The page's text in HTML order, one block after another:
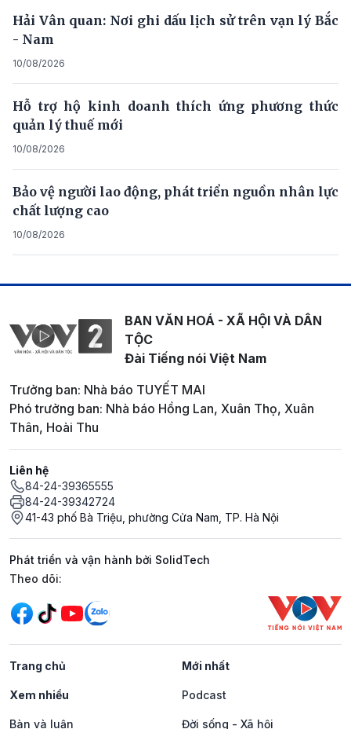
Hải Vân quan: Nơi ghi dấu lịch sử trên vạn lý Bắc
- Nam
10/08/2026
Hỗ trợ hộ kinh doanh thích ứng phương thức
quản lý thuế mới
10/08/2026
Bảo vệ người lao động, phát triển nguồn nhân lực
chất lượng cao
10/08/2026
BAN VĂN HOÁ - XÃ HỘI VÀ DÂN
TỘC
Đài Tiếng nói Việt Nam
Trưởng ban: Nhà báo TUYẾT MAI
Phó trưởng ban: Nhà báo Hồng Lan, Xuân Thọ, Xuân
Thân, Hoài Thu
Liên hệ
84-24-39365555
84-24-39342724
41-43 phố Bà Triệu, phường Cửa Nam, TP. Hà Nội
Phát triển và vận hành bởi SolidTech
Mạng xã hội
Theo dõi:
Trang chủ Mới nhất
Xem nhiều Podcast
Bàn và luận Đời sống - Xã hội